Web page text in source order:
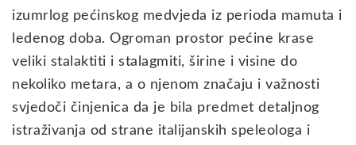
izumrlog pećinskog medvjeda iz perioda mamuta i
ledenog doba. Ogroman prostor pećine krase
veliki stalaktiti i stalagmiti, širine i visine do
nekoliko metara, a o njenom značaju i važnosti
svjedoči činjenica da je bila predmet detaljnog
istraživanja od strane italijanskih speleologa i